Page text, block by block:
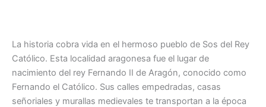
La historia cobra vida en el hermoso pueblo de Sos del Rey
Católico. Esta localidad aragonesa fue el lugar de
nacimiento del rey Fernando II de Aragón, conocido como
Fernando el Católico. Sus calles empedradas, casas
señoriales y murallas medievales te transportan a la época